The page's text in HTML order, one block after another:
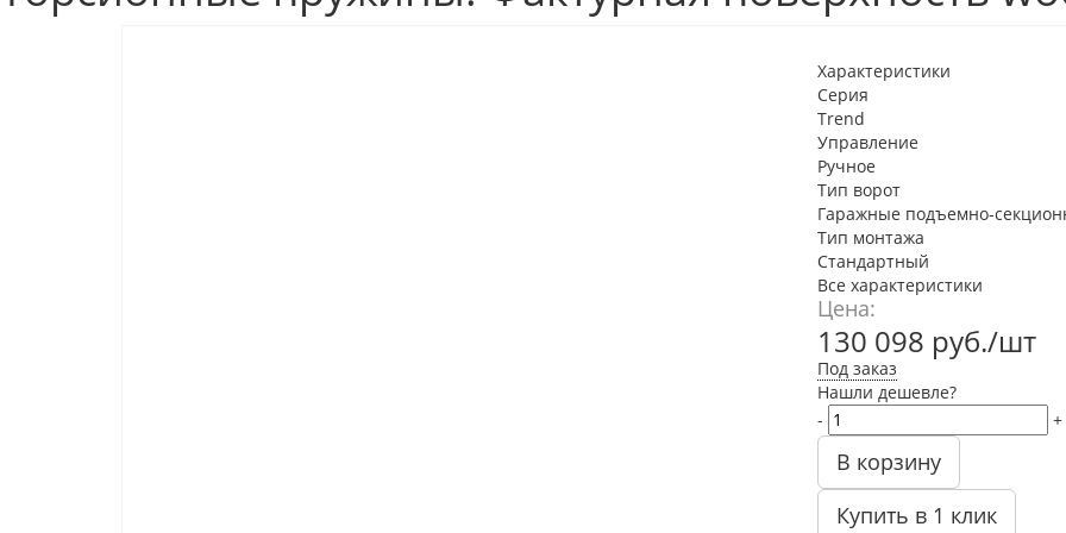
Характеристики
Серия
Trend
Управление
Ручное
Тип ворот
Гаражные подъемно-
Тип монтажа
Стандартный
Все характеристики
Цена:
130 098 руб./шт
Под заказ
Нашли дешевле?
-
+
В корзину
Купить в 1 клик